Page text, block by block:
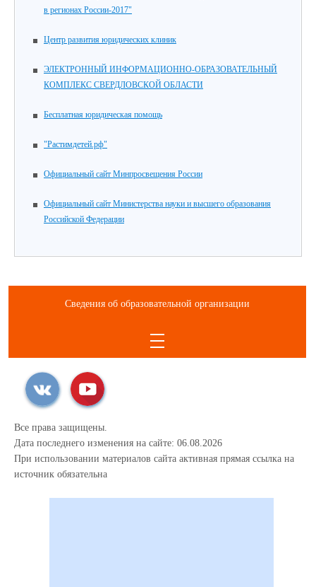
в регионах России-2017"
Центр развития юридических клиник
ЭЛЕКТРОННЫЙ ИНФОРМАЦИОННО-ОБРАЗОВАТЕЛЬНЫЙ
КОМПЛЕКС СВЕРДЛОВСКОЙ ОБЛАСТИ
Бесплатная юридическая помощь
"Растимдетей.рф"
Официальный сайт Минпросвещения России
Официальный сайт Министерства науки и высшего образования
Российской Федерации
Сведения об образовательной организации
Все права защищены.
Дата последнего изменения на сайте: 06.08.2026
При использовании материалов сайта активная прямая ссылка на
источник обязательна